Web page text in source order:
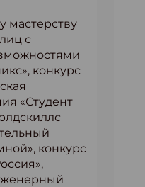
мастерству
с
конкурс
«Студент
конкурс